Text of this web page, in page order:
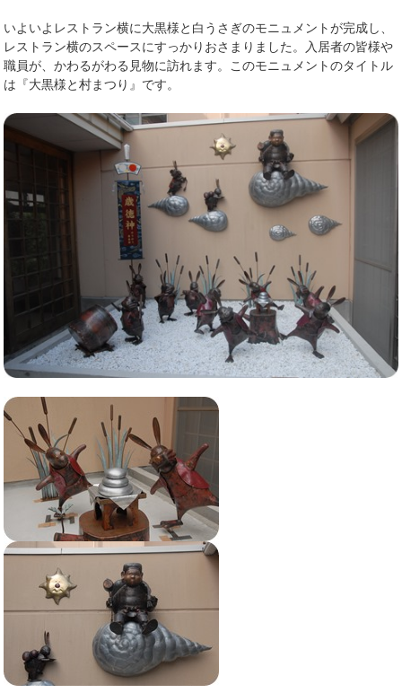
いよいよレストラン横に大黒様と白うさぎのモニュメントが完成し、
レストラン横のスペースにすっかりおさまりました。入居者の皆様や
職員が、かわるがわる見物に訪れます。このモニュメントのタイトル
は『大黒様と村まつり』です。